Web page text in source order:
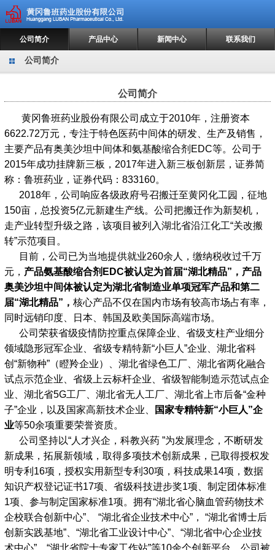
公司简介 产品中心 新闻中心 联系我们
公司简介
公司简介
黄冈鲁班药业股份有限公司成立于2010年，注册资本
6622.72万元，专注于特色医药中间体的研发、生产及销售，
主要产品有奥美沙坦中间体和氨基酸缩合剂EDC等。公司于
2015年成功挂牌新三板，2017年进入新三板创新层，证券简
称：鲁班药业，证券代码：833160。
2018年，公司响应各级政府号召搬迁至黄冈化工园，征地
150亩，总投资5亿元新建生产线。公司把搬迁作为新契机，
走产业转型升级之路，该项目被列入湖北省沿江化工“关改搬
转”示范项目。
目前，公司已为当地提供就业260余人，缴纳税收过千万
元， 产品氨基酸缩合剂 EDC被认定为首届“湖北精品”， 产品
奥美沙坦中间体被认定为湖北省制造业单项冠军产品和第二
届“湖北精品”， 核心产品不仅在国内市场有较高市场占有率，
同时远销印度、日本、韩国及欧美国际高端市场。
公司荣获省级疫情防控重点保障企业、省级支柱产业细分
领域隐形冠军企业、省级专精特新“小巨人”企业、湖北省科
创“新物种”（瞪羚企业）、湖北省绿色工厂、湖北省两化融合
试点示范企业、省级上云标杆企业、省级智能制造示范试点企
业、湖北省5G工厂、湖北省无人工厂、湖北省上市后备“金种
子”企业，以及国家高新技术企业、
国家专精特新“小巨人”企
业等50余项重要荣誉资质。
公司坚持以“人才兴企，科教兴药 ”为发展理念，不断研发
新成果，拓展新领域，取得多项技术创新成果，已取得授权发
明专利16项，授权实用新型专利30项，科技成果14项，数据
知识产权登记证书17项、省级科技进步奖1项、制定团体标准
1项、参与制定国家标准1项。拥有“湖北省心脑血管药物技术
企校联合创新中心”、 “湖北省企业技术中心”， “湖北省博士后
创新实践基地”、“湖北省工业设计中心”、“湖北省中心企业技
术中心”、“湖北省院士专家工作站”等10余个创新平台，公司被